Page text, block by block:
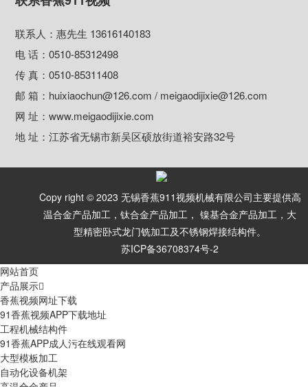
联系人：惠先生 13616140183
电 话：0510-85312498
传 真：0510-85311408
邮 箱：huixiaochun@126.com / meigaodijixie@126.com
网 址：www.meigaodijixie.com
地 址：江苏省无锡市新吴区硕放街道裕安路32号
Copy right © 2023 无锡香蕉911视频机械有限公司主要提供高
温合金产品加工，钛合金产品加工， 镍基合金产品加工，大
型精密卧式龙门铣加工及不锈钢焊接结构件。
苏ICP备36708374号-2
网站首页
产品展示
香蕉视频网址下载
91香蕉视频APP下载地址
工程机械结构件
91香蕉APP成人污在线观看网
大型模板加工
自动化设备机架